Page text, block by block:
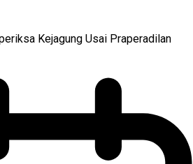
Kejagung Usai Praperadilan